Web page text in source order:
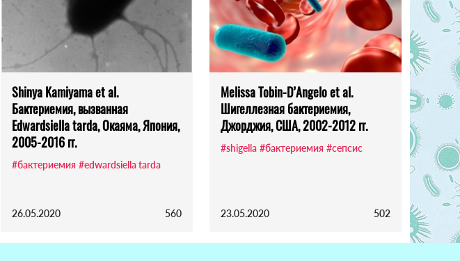
Shinya Kamiyama et al.
Бактериемия, вызванная
Edwardsiella tarda, Окаяма, Япония,
2005-2016 гг.
#бактериемия #edwardsiella tarda
26.05.2020 560
Melissa Tobin-D’Angelo et al.
Шигеллезная бактериемия,
Джорджия, США, 2002-2012 гг.
#shigella #бактериемия #сепсис
23.05.2020 502